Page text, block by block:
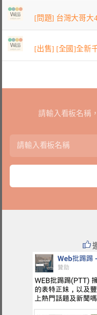
[問題] 台灣大哥大
[出售] [全國]全新
請輸入看板名稱